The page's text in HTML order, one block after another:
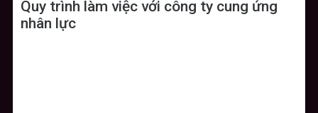
Quy trình làm việc với công ty cung ứng
nhân lực